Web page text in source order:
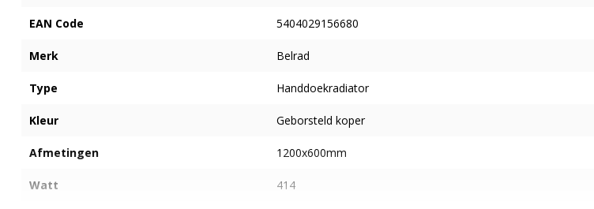
EAN Code 5404029156680
Merk Belrad
Type Handdoekradiator
Kleur Geborsteld koper
Afmetingen 1200x600mm
Watt 414